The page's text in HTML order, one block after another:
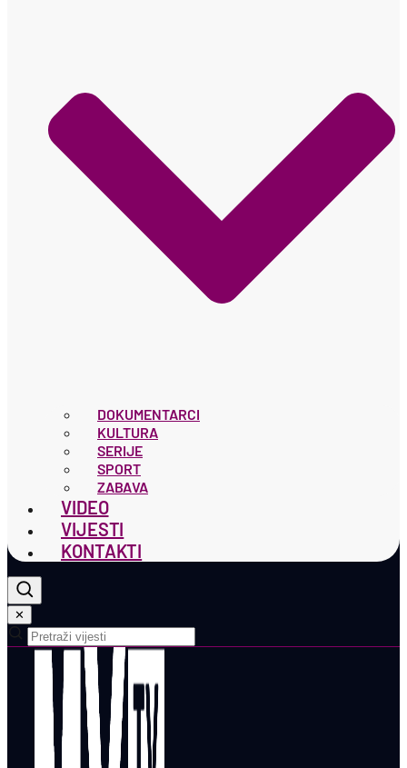
DOKUMENTARCI
KULTURA
SERIJE
SPORT
ZABAVA
VIDEO
VIJESTI
KONTAKTI
✕